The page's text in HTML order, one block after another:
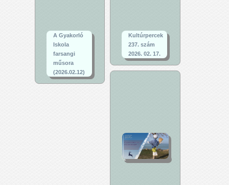
A Gyakorló
Iskola
farsangi
műsora
(2026.02.12)
Kultúrpercek
237. szám
2026. 02. 17.